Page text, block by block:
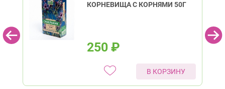
Петроградский район
Чкаловский пр., д. 60
Петроградская
Комендантский пр., д. 34 к. 1 Круглосуточно
Комендантский пр.
КОРНЕВИЩА С КОРНЯМИ 50Г
250 ₽
В КОРЗИНУ